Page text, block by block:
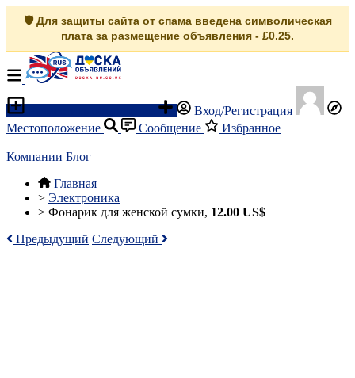
🛡️ Для защиты сайта от спама введена символическая
плата за размещение объявления - £0.25.
Вход/Регистрация
Местоположение
Сообщение Избранное
Компании Блог
Главная
> Электроника
> Фонарик для женской сумки, 12.00 US$
Предыдущий Следующий